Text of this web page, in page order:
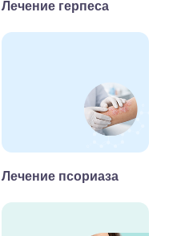
Лечение герпеса
Лечение псориаза